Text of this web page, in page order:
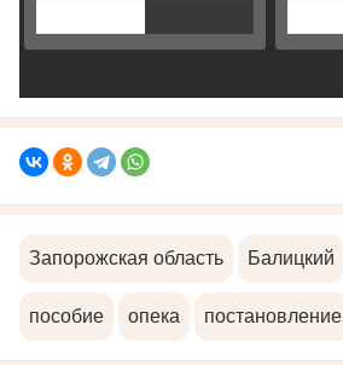
Запорожская область Балицкий
пособие опека постановление